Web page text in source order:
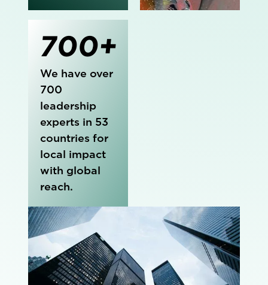
700+
We have over
700
leadership
experts in 53
countries for
local impact
with global
reach.